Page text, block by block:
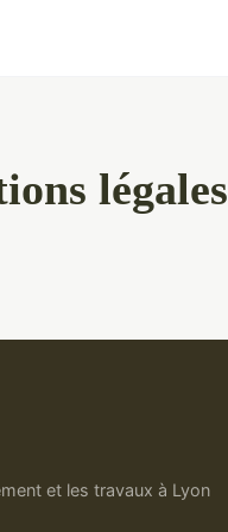
légales
et les travaux à Lyon